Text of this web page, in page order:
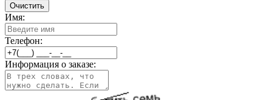
Очистить
Имя:
Телефон:
Информация о заказе: